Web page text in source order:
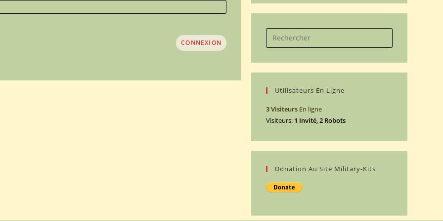
CONNEXION
Utilisateurs En Ligne
3 Visiteurs En ligne
Visiteurs: 1 Invité, 2 Robots
Donation Au Site Military-Kits